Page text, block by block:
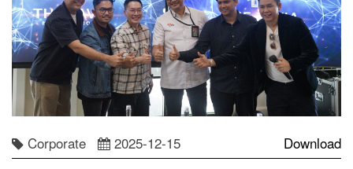
Corporate 2025-12-15 Download